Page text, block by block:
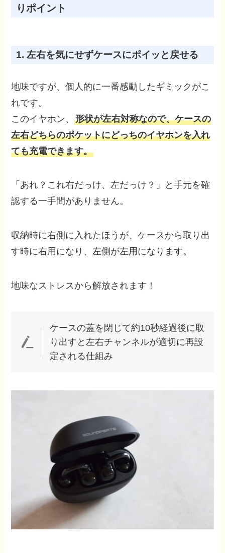
りポイント
1. 左右を気にせずケースにポイッと戻せる
地味ですが、個人的に一番感動したギミックがこ
れです。
このイヤホン、形状が左右対称なので、ケースの
左右どちらのポケットにどっちのイヤホンを入れ
ても充電できます。
「あれ？これ右だっけ、左だっけ？」と手元を確
認する一手間がありません。
収納時に右側に入れたほうが、ケースから取り出
す時に右用になり、左側が左用になります。
地味なストレスから解放されます！
ケースの蓋を閉じて約10秒経過後に取
り出すと左右チャンネルが適切に再設
定される仕組み